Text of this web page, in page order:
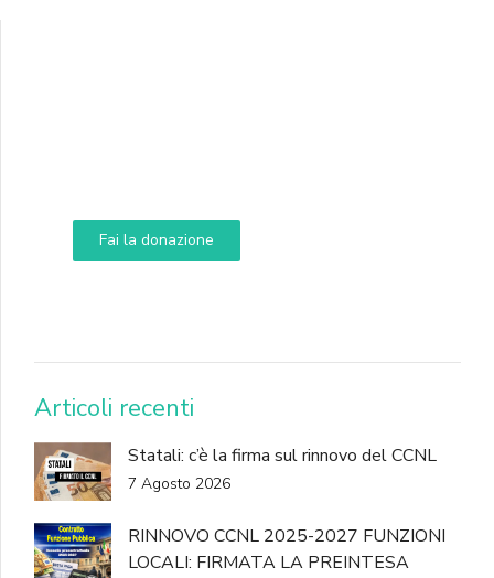
Fai la donazione
DONA
Articoli recenti
Statali: c’è la firma sul rinnovo del CCNL
7 Agosto 2026
RINNOVO CCNL 2025-2027 FUNZIONI
LOCALI: FIRMATA LA PREINTESA